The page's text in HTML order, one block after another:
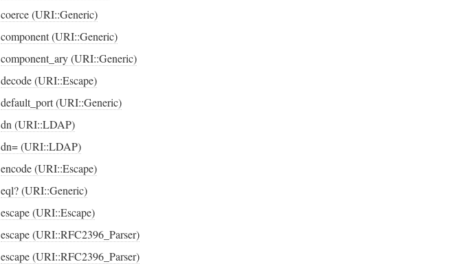
coerce (URI::Generic)
component (URI::Generic)
component_ary (URI::Generic)
decode (URI::Escape)
default_port (URI::Generic)
dn (URI::LDAP)
dn= (URI::LDAP)
encode (URI::Escape)
eql? (URI::Generic)
escape (URI::Escape)
escape (URI::RFC2396_Parser)
escape (URI::RFC2396_Parser)